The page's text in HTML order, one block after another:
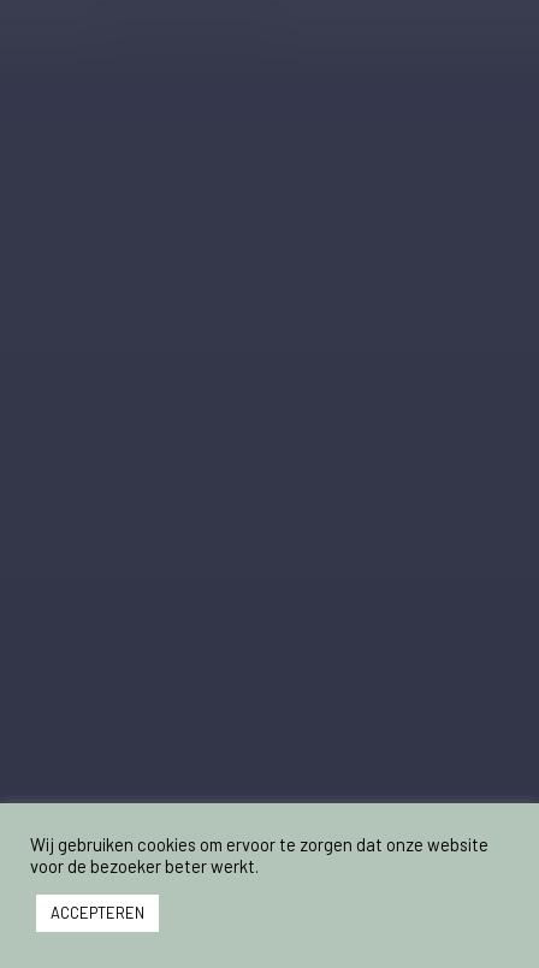
Wij gebruiken cookies om ervoor te zorgen dat onze website
voor de bezoeker beter werkt.
ACCEPTEREN